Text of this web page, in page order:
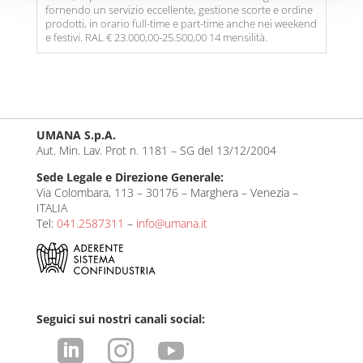
fornendo un servizio eccellente, gestione scorte e ordine
prodotti, in orario full-time e part-time anche nei weekend
e festivi. RAL € 23.000,00-25.500,00 14 mensilità.
UMANA S.p.A.
Aut. Min. Lav. Prot n. 1181 – SG del 13/12/2004
Sede Legale e Direzione Generale:
Via Colombara, 113 – 30176 – Marghera – Venezia –
ITALIA
Tel: 041.2587311 – info@umana.it
Seguici sui nostri canali social:
  